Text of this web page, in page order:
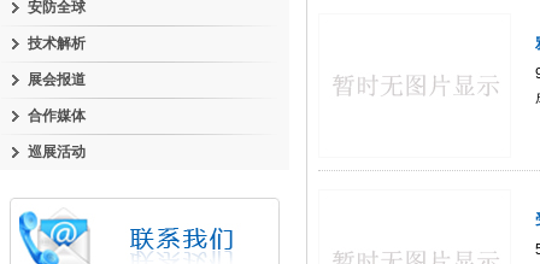
安防全球
技术解析
展会报道
合作媒体
巡展活动